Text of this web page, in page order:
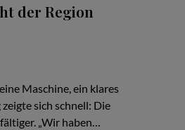
der Region
Maschine, ein klares
sich schnell: Die
„Wir haben…